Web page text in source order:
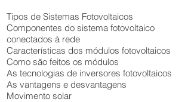
Tipos de Sistemas Fotovoltaicos
Componentes do sistema fotovoltaico
conectados à rede
Características dos módulos fotovoltaicos
Como são feitos os módulos
As tecnologias de inversores fotovoltaicos
As vantagens e desvantagens
Movimento solar